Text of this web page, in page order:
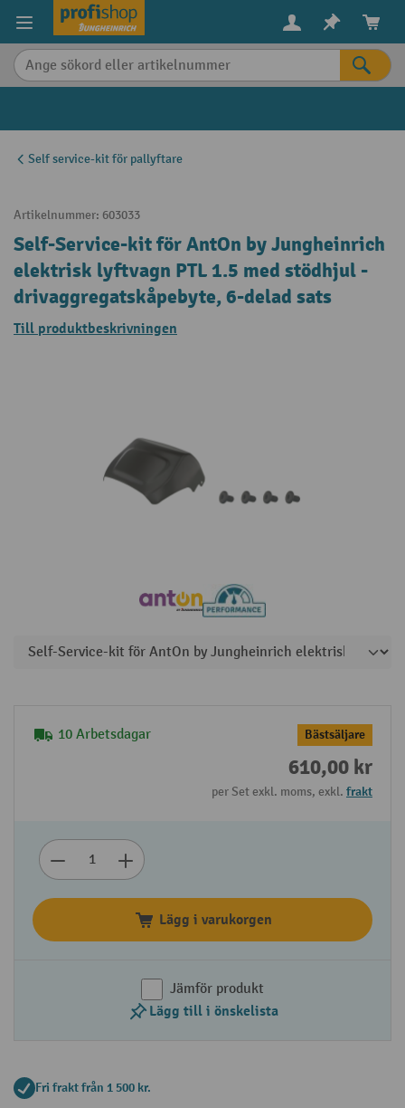
Self service-kit för pallyftare
Artikelnummer: 603033
Self-Service-kit för AntOn by Jungheinrich
elektrisk lyftvagn PTL 1.5 med stödhjul -
drivaggregatskåpebyte, 6-delad sats
Till produktbeskrivningen
10 Arbetsdagar Bästsäljare
610,00 kr
per Set exkl. moms, exkl. frakt
Lägg i varukorgen
Jämför produkt
Lägg till i önskelista
Fri frakt från 1 500 kr.